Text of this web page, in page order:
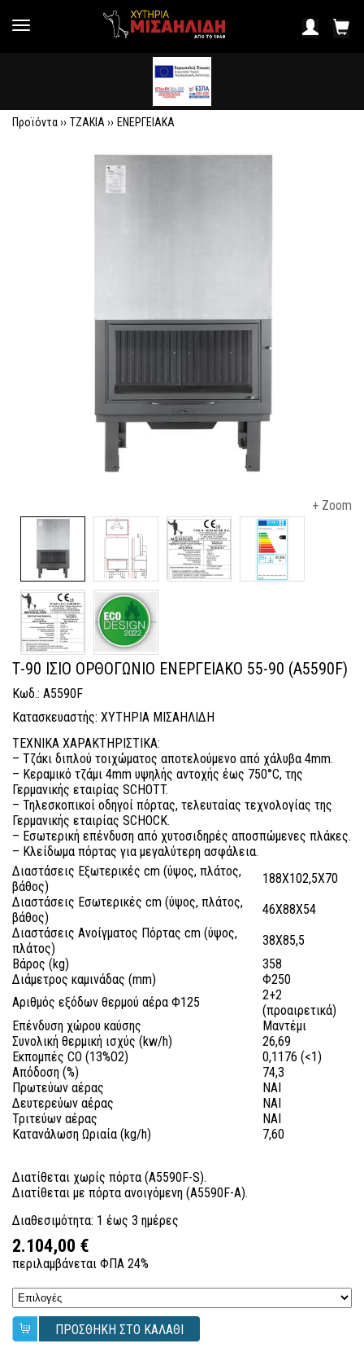
Προϊόντα ›› ΤΖΑΚΙΑ ›› ΕΝΕΡΓΕΙΑΚΑ
+ Zoom
Τ-90 ΙΣΙΟ ΟΡΘΟΓΩΝΙΟ ΕΝΕΡΓΕΙΑΚΟ 55-90 (A5590F)
Κωδ.: A5590F
Κατασκευαστής: ΧΥΤΗΡΙΑ ΜΙΣΑΗΛΙΔΗ
ΤΕΧΝΙΚΑ ΧΑΡΑΚΤΗΡΙΣΤΙΚΑ:
– Τζάκι διπλού τοιχώματος αποτελούμενο από χάλυβα 4mm.
– Κεραμικό τζάμι 4mm υψηλής αντοχής έως 750°C, της
Γερμανικής εταιρίας SCHOTT.
– Τηλεσκοπικοί οδηγοί πόρτας, τελευταίας τεχνολογίας της
Γερμανικής εταιρίας SCHOCK.
– Εσωτερική επένδυση από χυτοσιδηρές αποσπώμενες πλάκες.
– Κλείδωμα πόρτας για μεγαλύτερη ασφάλεια.
Διαστάσεις Εξωτερικές cm (ύψος, πλάτος,
βάθος)
188X102,5X70
Διαστάσεις Εσωτερικές cm (ύψος, πλάτος,
βάθος)
46X88X54
Διαστάσεις Ανοίγματος Πόρτας cm (ύψος,
πλάτος)
38X85,5
Βάρος (kg)
358
Διάμετρος καμινάδας (mm)
Φ250
Αριθμός εξόδων θερμού αέρα Φ125
2+2
(προαιρετικά)
Επένδυση χώρου καύσης
Μαντέμι
Συνολική θερμική ισχύς (kw/h)
26,69
Εκπομπές CO (13%O2)
0,1176 (<1)
Απόδοση (%)
74,3
Πρωτεύων αέρας
ΝΑΙ
Δευτερεύων αέρας
ΝΑΙ
Τριτεύων αέρας
ΝΑΙ
Κατανάλωση Ωριαία (kg/h)
7,60
Διατίθεται χωρίς πόρτα (A5590F-S).
Διατίθεται με πόρτα ανοιγόμενη (A5590F-A).
Διαθεσιμότητα: 1 έως 3 ημέρες
2.104,00 €
περιλαμβάνεται ΦΠΑ 24%
ΠΡΟΣΘΗΚΗ ΣΤΟ ΚΑΛΑΘΙ